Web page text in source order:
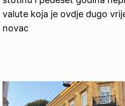
valute koja je ovdje dugo
novac